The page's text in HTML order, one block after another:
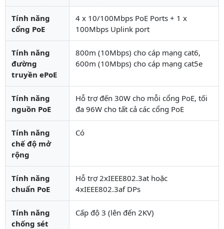
Tính năng
cổng PoE
4 x 10/100Mbps PoE Ports + 1 x
100Mbps Uplink port
Tính năng
đường
truyền ePoE
800m (10Mbps) cho cáp mạng cat6,
600m (10Mbps) cho cáp mạng cat5e
Tính năng
nguồn PoE
Hỗ trợ đến 30W cho mỗi cổng PoE, tối
đa 96W cho tất cả các cổng PoE
Tính năng
chế độ mở
rộng
Có
Tính năng
chuẩn PoE
Hỗ trợ 2xIEEE802.3at hoặc
4xIEEE802.3af DPs
Tính năng
chống sét
Cấp độ 3 (lên đến 2KV)